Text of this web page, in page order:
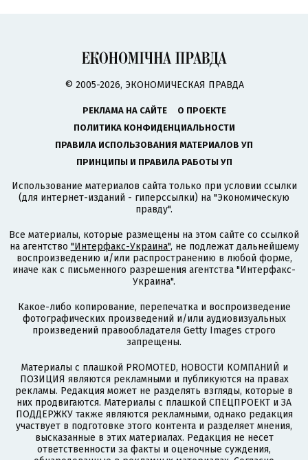
© 2005-2026, ЭКОНОМИЧЕСКАЯ ПРАВДА
РЕКЛАМА НА САЙТЕ
О ПРОЕКТЕ
ПОЛИТИКА КОНФИДЕНЦИАЛЬНОСТИ
ПРАВИЛА ИСПОЛЬЗОВАНИЯ МАТЕРИАЛОВ УП
ПРИНЦИПЫ И ПРАВИЛА РАБОТЫ УП
Использование материалов сайта только при условии ссылки
(для интернет-изданий - гиперссылки) на "Экономическую
правду".
Все материалы, которые размещены на этом сайте со ссылкой
на агентство "Интерфакс-Украина", не подлежат дальнейшему
воспроизведению и/или распространению в любой форме,
иначе как с письменного разрешения агентства "Интерфакс-
Украина".
Какое-либо копирование, перепечатка и воспроизведение
фотографических произведений и/или аудиовизуальных
произведений правообладателя Getty Images строго
запрещены.
Материалы с плашкой PROMOTED, НОВОСТИ КОМПАНИЙ и
ПОЗИЦИЯ являются рекламными и публикуются на правах
рекламы. Редакция может не разделять взгляды, которые в
них продвигаются. Материалы с плашкой СПЕЦПРОЕКТ и ЗА
ПОДДЕРЖКУ также являются рекламными, однако редакция
участвует в подготовке этого контента и разделяет мнения,
высказанные в этих материалах. Редакция не несет
ответственности за факты и оценочные суждения,